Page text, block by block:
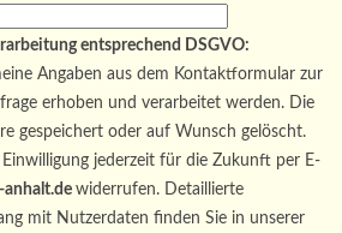
entsprechend DSGVO:
Angaben aus dem Kontaktformular zur
erhoben und verarbeitet werden. Die
gespeichert oder auf Wunsch gelöscht.
jederzeit für die Zukunft per E-
anhalt.de widerrufen. Detaillierte
mit Nutzerdaten finden Sie in unserer